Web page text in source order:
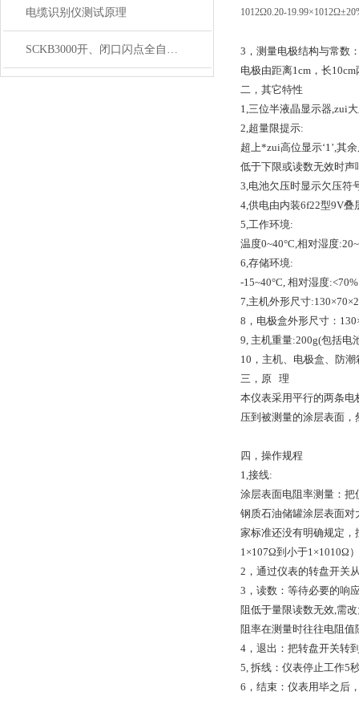
电缆识别仪测试原理
SCKB3000开、闭口闪点全自动测定仪 仪器特点
1012Ω0.20-19.99×1012Ω
3，测量电极结构与常数
电极由距离1cm，长
二，其它特性
1,三位半液晶显示器,zui
2,超量限提示:
超上*zui高位显示‘1’,其
低于下限或读数无效时声
3,电池欠压时显示欠压符
4,供电由内装6f22型9V叠
5,工作环境:
温度0~40°C,相对湿度
6,存储环境:
-15~40°C, 相对湿度:<70%
7,主机外形尺寸
8，电极盒外形尺寸：
9, 主机重量:200g(包括电
10，主机、电极盒、防
三，原 理
本仪表采用平行的两条电
压到被测量的涂层表面
四，操作规程
1,接线:
涂层表面电阻率测量：
钢质石油储罐涂层表面
家标准还没有明确规定
1×107Ω到小于1×1010Ω
2，通过仪表的转盘开关
3，读数：等待必要的响
阻低于量限读数无效,需
阻率在测量时往往电阻
4，退出：把转盘开关转
5, 拆线：仪表停止工作5
6，结束：仪表用毕之后